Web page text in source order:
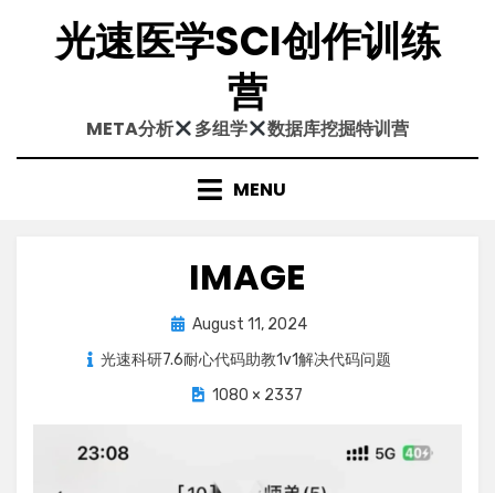
content光速医学SCI创作训练
营
META分析 多组学 数据库挖掘特训营
MENU
IMAGE
Posted
August 11, 2024
光速科研7.6耐心代码助教1v1解决代码问题
1080 × 2337